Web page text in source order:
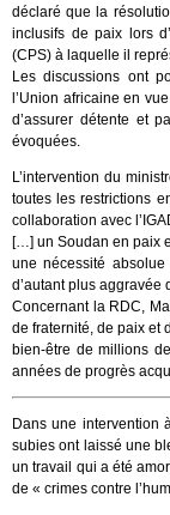
déclaré que la
inclusifs de paix lors
(CPS) à laquelle il
Les discussions ont
l’Union africaine en
d’assurer détente et
évoquées.
L’intervention du
toutes les restrictions
collaboration avec
[…] un Soudan en paix
une nécessité
d’autant plus aggravée
Concernant la RDC,
de fraternité, de paix et
bien-être de millions
années de progrès
Dans une intervention
subies ont laissé une
un travail qui a été
de « crimes contre